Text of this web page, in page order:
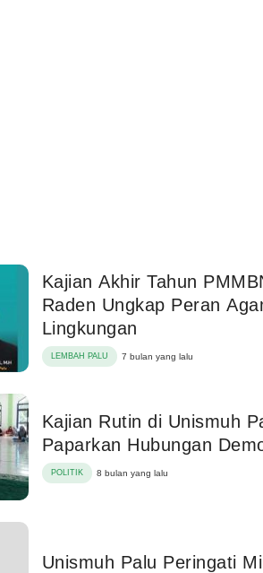
Kajian Akhir Tahun
Raden Ungkap Peran
Lingkungan
LEMBAH PALU 7 bulan yang lalu
Kajian Rutin di Unismuh
Paparkan Hubungan
POLITIK 8 bulan yang lalu
Unismuh Palu Peringati